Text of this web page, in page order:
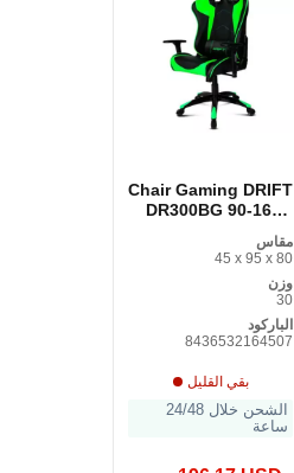
Chair Gaming DRIFT
DR300BG 90-160®
Black/Green
مقاس
45 x 95 x 80
وزن
30
الباركود
8436532164507
بقي القليل
الشحن خلال 24/48
ساعة